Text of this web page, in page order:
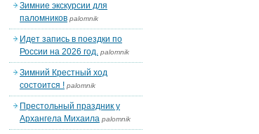
Зимние экскурсии для
паломников palomnik
Идет запись в поездки по
России на 2026 год. palomnik
Зимний Крестный ход
состоится ! palomnik
Престольный праздник у
Архангела Михаила palomnik